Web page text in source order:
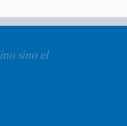
sino el